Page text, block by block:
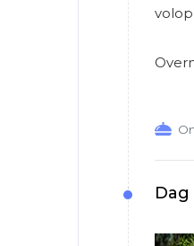
volop
Dag